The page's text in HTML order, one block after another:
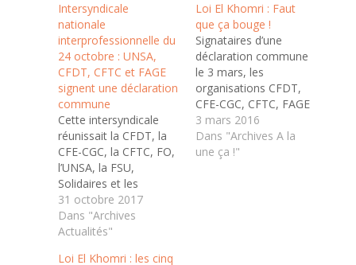
Intersyndicale
nationale
interprofessionnelle du
24 octobre : UNSA,
CFDT, CFTC et FAGE
signent une déclaration
commune
Cette intersyndicale
réunissait la CFDT, la
CFE-CGC, la CFTC, FO,
l’UNSA, la FSU,
Solidaires et les
organisations de
jeunesse UNEF, FAGE,
UNL, FIDL. L’objectif
31 octobre 2017
Dans "Archives
Actualités"
Loi El Khomri : Faut
que ça bouge !
Signataires d’une
déclaration commune
le 3 mars, les
organisations CFDT,
CFE-CGC, CFTC, FAGE
et UNSA appellent les
salariés et les jeunes à
se mobiliser, pour faire
3 mars 2016
Dans "Archives A la
une ça !"
Loi El Khomri : les cinq